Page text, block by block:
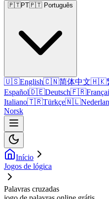
🇵🇹PT🇵🇹 Português
🇺🇸English🇨🇳简体中文🇭🇰
Español🇩🇪Deutsch🇫🇷
Italiano🇹🇷Türkçe🇳🇱
Norsk
Início
Jogos de lógica
Palavras cruzadas